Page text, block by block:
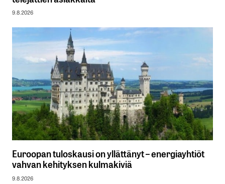
9.8.2026
Euroopan tuloskausi on yllättänyt – energiayhtiöt
vahvan kehityksen kulmakiviä
9.8.2026